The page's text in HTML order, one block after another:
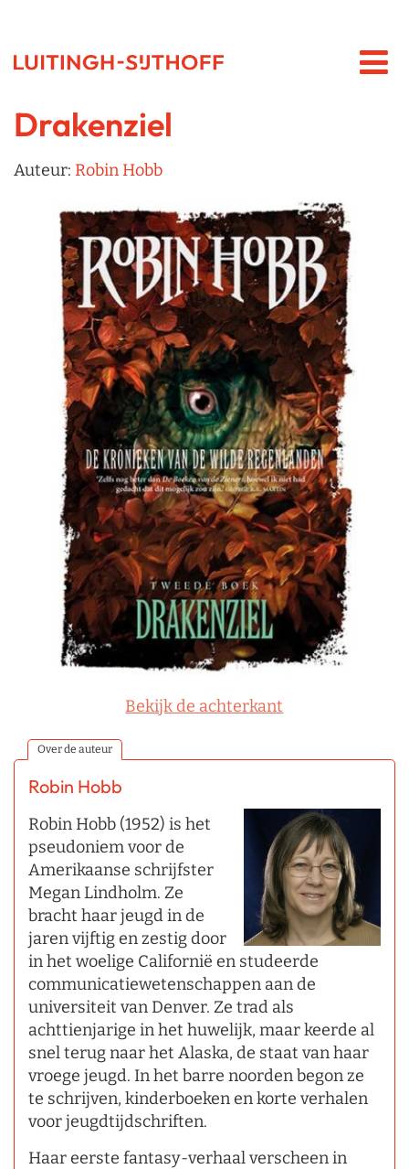
Drakenziel
Auteur: Robin Hobb
Bekijk de achterkant
Over de auteur
Robin Hobb
Robin Hobb (1952) is het
pseudoniem voor de
Amerikaanse schrijfster
Megan Lindholm. Ze
bracht haar jeugd in de
jaren vijftig en zestig door
in het woelige Californië en studeerde
communicatiewetenschappen aan de
universiteit van Denver. Ze trad als
achttienjarige in het huwelijk, maar keerde al
snel terug naar het Alaska, de staat van haar
vroege jeugd. In het barre noorden begon ze
te schrijven, kinderboeken en korte verhalen
voor jeugdtijdschriften.
Haar eerste fantasy-verhaal verscheen in